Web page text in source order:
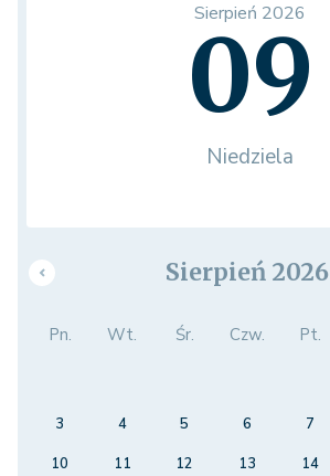
Sierpień 2026
09
Niedziela
Sierpień 2026
Pn. Wt. Śr. Czw. Pt.
3
4 5 6 7
10
11 12 13 14